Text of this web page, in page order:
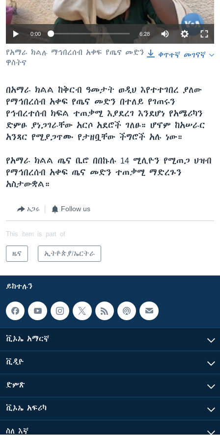
ቋንቋዎች
0:00 6:28
ቀጥተኛ መገናኛ
የአማራ ክልሉ ማኅበረሰብ አቀፍ የጤና መድን
ዋስትና
በአማራ ክልል ከቅርብ ዓመታት ወዲህ እየተተገበረ ያለው
የማኅበረሰብ አቀፍ የጤና መድን በተለይ የገጠሩን
የኅብረተሰብ ክፍል ተጠቃሚ እያደረገ እንደሆነ የአሜሪካን
ድምፁ ያነጋገራቸው አርሶ አደሮች ገለፁ። ሆኖም ከአሠራር
አንጻር የሚያጋጥሙ የታዘቧቸው ችግሮች አሉ ነው።
የአማራ ክልል ጤና ቢሮ በበኩሉ 14 ሚሊዮን የሚጠጋ ህዝብ
የማኅበረሰብ አቀፍ ጤና መድን ተጠቃሚ ማድረጉን
አስታውቋል።
አጋሩ Follow us
This item is part of
ዜና ኢትዮጵያ/ኤርትራ
ይከተሉን
ቪኦኤ አማርኛ
ቪዲዮ
ድምጽ
ቪኦኤ አፍሪካ
ስለ እኛ